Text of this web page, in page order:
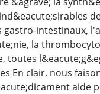
intestinaux,
la
toutes
En clair, nous
aide